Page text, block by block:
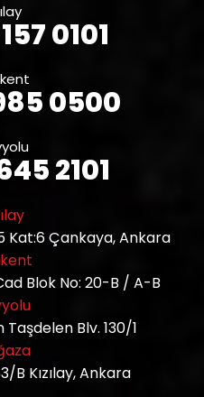
0101
0500
2101
Kat:6 Çankaya, Ankara
Blok No: 20-B / A-B
Blv. 130/1
B Kızılay, Ankara